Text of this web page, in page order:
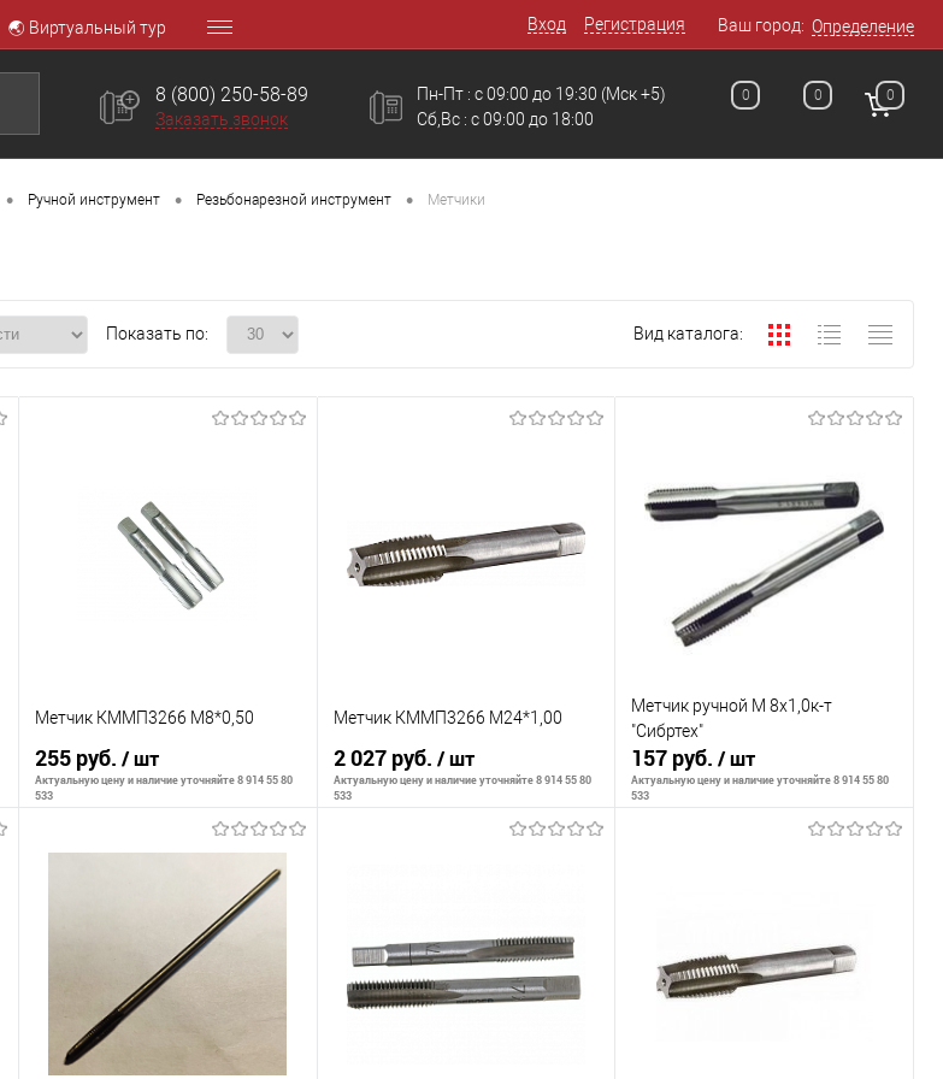
🌏 Виртуальный тур Вход Регистрация Ваш город: Определение
8 (800) 250-58-89
Заказать звонок
Пн-Пт : с 09:00 до 19:30
Сб,Вс : c 09:00 до 18:00
(Мск +5) 0 0 0
• Ручной инструмент • Резьбонарезной инструмент • Метчики
Показать по: Вид каталога:
Метчик КММП3266 М8*0,50
255 руб. / шт
Актуальную цену и наличие уточняйте 8 914 55 80
533
В избранное
Метчик КММП3266 М24*1,00
2 027 руб. / шт
Актуальную цену и наличие уточняйте 8 914 55 80
533
К сравнению
В избранное
В наличии
Метчик ручной М 8х1,0к-т
"Сибртех"
157 руб./ шт
Актуальную цену и наличие уточняйте 8 914 55 80
533
К сравнению
В избранное